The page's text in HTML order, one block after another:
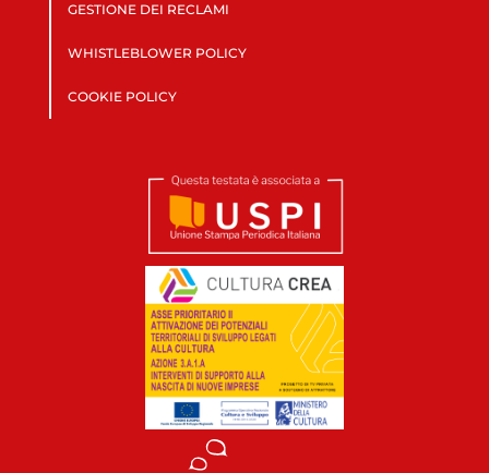
GESTIONE DEI RECLAMI
WHISTLEBLOWER POLICY
COOKIE POLICY